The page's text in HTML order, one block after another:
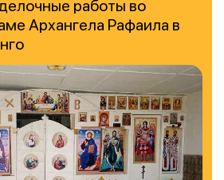
работы во
Архангела Рафаила в